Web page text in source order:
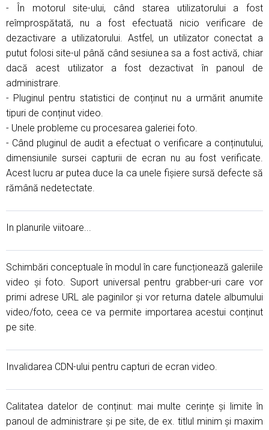
- În motorul site-ului, când starea utilizatorului a fost
reîmprospătată, nu a fost efectuată nicio verificare de
dezactivare a utilizatorului. Astfel, un utilizator conectat a
putut folosi site-ul până când sesiunea sa a fost activă, chiar
dacă acest utilizator a fost dezactivat în panoul de
administrare.
- Pluginul pentru statistici de conținut nu a urmărit anumite
tipuri de conținut video.
- Unele probleme cu procesarea galeriei foto.
- Când pluginul de audit a efectuat o verificare a conținutului,
dimensiunile sursei capturii de ecran nu au fost verificate.
Acest lucru ar putea duce la ca unele fișiere sursă defecte să
rămână nedetectate.
In planurile viitoare...
Schimbări conceptuale în modul în care funcționează galeriile
video și foto. Suport universal pentru grabber-uri care vor
primi adrese URL ale paginilor și vor returna datele albumului
video/foto, ceea ce va permite importarea acestui conținut
pe site.
Invalidarea CDN-ului pentru capturi de ecran video.
Calitatea datelor de conținut: mai multe cerințe și limite în
panoul de administrare și pe site, de ex. titlul minim și maxim